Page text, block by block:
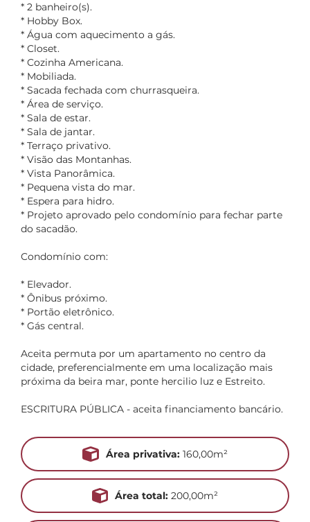
* 2 banheiro(s).
* Hobby Box.
* Água com aquecimento a gás.
* Closet.
* Cozinha Americana.
* Mobiliada.
* Sacada fechada com churrasqueira.
* Área de serviço.
* Sala de estar.
* Sala de jantar.
* Terraço privativo.
* Visão das Montanhas.
* Vista Panorâmica.
* Pequena vista do mar.
* Espera para hidro.
* Projeto aprovado pelo condomínio para fechar parte
do sacadão.
Condomínio com:
* Elevador.
* Ônibus próximo.
* Portão eletrônico.
* Gás central.
Aceita permuta por um apartamento no centro da
cidade, preferencialmente em uma localização mais
próxima da beira mar, ponte hercilio luz e Estreito.
ESCRITURA PÚBLICA - aceita financiamento bancário.
Área privativa:160,00m²
Área total: 200,00m²